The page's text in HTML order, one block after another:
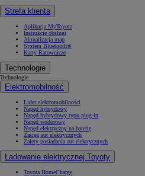
Strefa klienta
Aplikacja MyToyota
Instrukcje obsługi
Aktualizacja map
System Bluetooth®
Karty Ratownicze
Technologie
Technologie
Elektromobilność
Lider elektromobilności
Napęd hybrydowy
Napęd hybrydowy typu plug-in
Napęd wodorowy
Napęd elektryczny na baterię
Zasięg aut elektrycznych
Zalety posiadania aut elektrycznych
Ładowanie elektrycznej Toyoty
Toyota HomeCharge